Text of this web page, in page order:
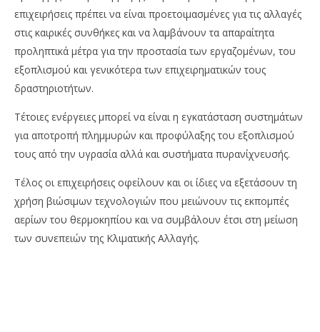
επιχειρήσεις πρέπει να είναι προετοιμασμένες για τις αλλαγές
στις καιρικές συνθήκες και να λαμβάνουν τα απαραίτητα
προληπτικά μέτρα για την προστασία των εργαζομένων, του
εξοπλισμού και γενικότερα των επιχειρηματικών τους
δραστηριοτήτων.
Τέτοιες ενέργειες μπορεί να είναι η εγκατάσταση συστημάτων
για αποτροπή πλημμυρών και προφύλαξης του εξοπλισμού
τους από την υγρασία αλλά και συστήματα πυρανίχνευσής.
Τέλος οι επιχειρήσεις οφείλουν και οι ίδιες να εξετάσουν τη
χρήση βιώσιμων τεχνολογιών που μειώνουν τις εκπομπές
αερίων του θερμοκηπίου και να συμβάλουν έτσι στη μείωση
των συνεπειών της Κλιματικής Αλλαγής.